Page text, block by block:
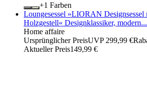
+
Farben
Loungesessel »LIORAN
Holzgestell« Designklassiker, modern...
Home affaire
Ursprünglicher PreisUVP 299,99 €
Aktueller Preis149,99 €